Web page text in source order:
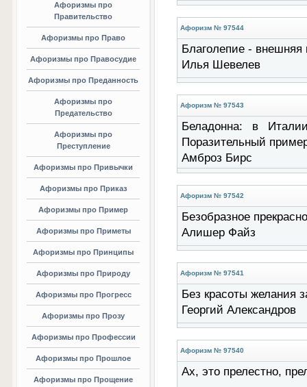
Афоризмы про
Правительство
Афоризмы про Право
Афоризмы про Правосудие
Афоризмы про Преданность
Афоризмы про
Предательство
Афоризмы про
Преступление
Афоризмы про Привычки
Афоризмы про Приказ
Афоризмы про Пример
Афоризмы про Приметы
Афоризмы про Принципы
Афоризмы про Природу
Афоризмы про Прогресс
Афоризмы про Прозу
Афоризмы про Профессии
Афоризмы про Прошлое
Афоризмы про Прощение
Афоризм № 97544
Благолепие - внешняя
Илья Шевелев
Афоризм № 97543
Беладонна: в
Поразительный
Амброз Бирс
Афоризм № 97542
Безобразное
Алишер Файз
Афоризм № 97541
Без красоты желания
Георгий Александров
Афоризм № 97540
Ах, это прелестно,